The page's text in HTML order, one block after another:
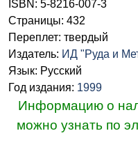
ISBN: 5-8216-007-3
Страницы: 432
Переплет: твердый
Издатель: ИД "Руда и
Язык: Русский
Год издания: 1999
Информацию о
можно узнать по